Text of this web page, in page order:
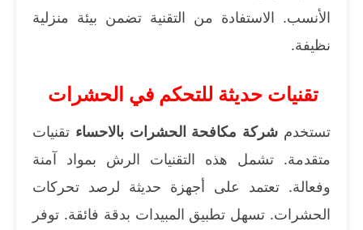
الأنسب. الاستفادة من التقنية تضمن بيئة منزلية
نظيفة.
تقنيات حديثة للتحكم في الحشرات
تستخدم شركة مكافحة الحشرات بالاحساء تقنيات
متقدمة. تشمل هذه التقنيات الرش بمواد آمنة
وفعالة. تعتمد على أجهزة حديثة لرصد تحركات
الحشرات. تسهل تطبيق المبيدات بدقة فائقة. توفر